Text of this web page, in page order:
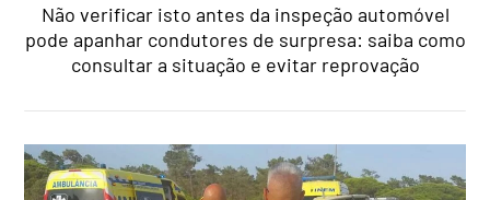
Não verificar isto antes da inspeção automóvel
pode apanhar condutores de surpresa: saiba como
consultar a situação e evitar reprovação